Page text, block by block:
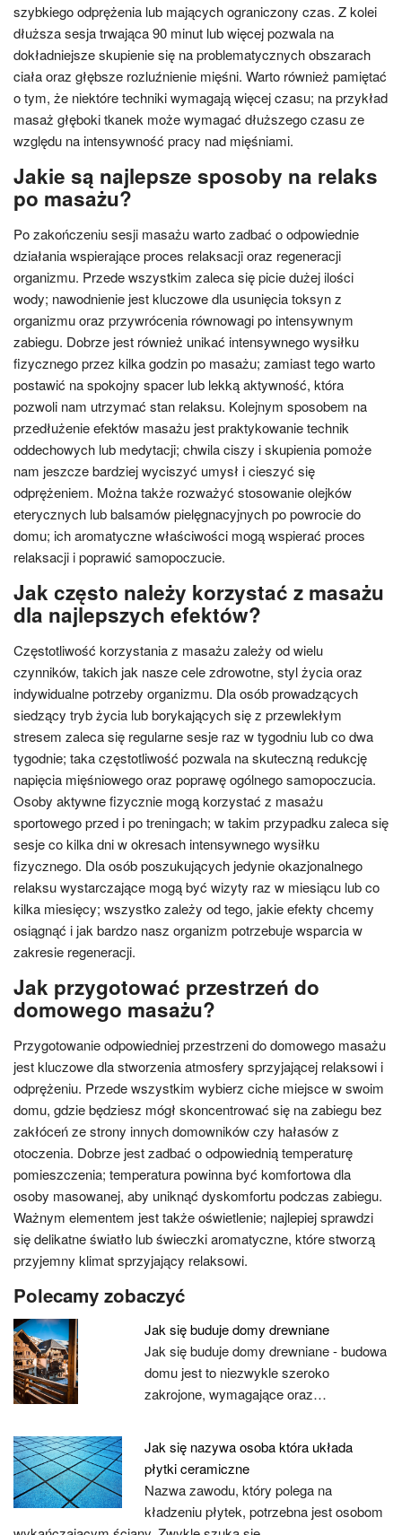
szybkiego odprężenia lub mających ograniczony czas. Z kolei
dłuższa sesja trwająca 90 minut lub więcej pozwala na
dokładniejsze skupienie się na problematycznych obszarach
ciała oraz głębsze rozluźnienie mięśni. Warto również pamiętać
o tym, że niektóre techniki wymagają więcej czasu; na przykład
masaż głęboki tkanek może wymagać dłuższego czasu ze
względu na intensywność pracy nad mięśniami.
Jakie są najlepsze sposoby na relaks
po masażu?
Po zakończeniu sesji masażu warto zadbać o odpowiednie
działania wspierające proces relaksacji oraz regeneracji
organizmu. Przede wszystkim zaleca się picie dużej ilości
wody; nawodnienie jest kluczowe dla usunięcia toksyn z
organizmu oraz przywrócenia równowagi po intensywnym
zabiegu. Dobrze jest również unikać intensywnego wysiłku
fizycznego przez kilka godzin po masażu; zamiast tego warto
postawić na spokojny spacer lub lekką aktywność, która
pozwoli nam utrzymać stan relaksu. Kolejnym sposobem na
przedłużenie efektów masażu jest praktykowanie technik
oddechowych lub medytacji; chwila ciszy i skupienia pomoże
nam jeszcze bardziej wyciszyć umysł i cieszyć się
odprężeniem. Można także rozważyć stosowanie olejków
eterycznych lub balsamów pielęgnacyjnych po powrocie do
domu; ich aromatyczne właściwości mogą wspierać proces
relaksacji i poprawić samopoczucie.
Jak często należy korzystać z masażu
dla najlepszych efektów?
Częstotliwość korzystania z masażu zależy od wielu
czynników, takich jak nasze cele zdrowotne, styl życia oraz
indywidualne potrzeby organizmu. Dla osób prowadzących
siedzący tryb życia lub borykających się z przewlekłym
stresem zaleca się regularne sesje raz w tygodniu lub co dwa
tygodnie; taka częstotliwość pozwala na skuteczną redukcję
napięcia mięśniowego oraz poprawę ogólnego samopoczucia.
Osoby aktywne fizycznie mogą korzystać z masażu
sportowego przed i po treningach; w takim przypadku zaleca się
sesje co kilka dni w okresach intensywnego wysiłku
fizycznego. Dla osób poszukujących jedynie okazjonalnego
relaksu wystarczające mogą być wizyty raz w miesiącu lub co
kilka miesięcy; wszystko zależy od tego, jakie efekty chcemy
osiągnąć i jak bardzo nasz organizm potrzebuje wsparcia w
zakresie regeneracji.
Jak przygotować przestrzeń do
domowego masażu?
Przygotowanie odpowiedniej przestrzeni do domowego masażu
jest kluczowe dla stworzenia atmosfery sprzyjającej relaksowi i
odprężeniu. Przede wszystkim wybierz ciche miejsce w swoim
domu, gdzie będziesz mógł skoncentrować się na zabiegu bez
zakłóceń ze strony innych domowników czy hałasów z
otoczenia. Dobrze jest zadbać o odpowiednią temperaturę
pomieszczenia; temperatura powinna być komfortowa dla
osoby masowanej, aby uniknąć dyskomfortu podczas zabiegu.
Ważnym elementem jest także oświetlenie; najlepiej sprawdzi
się delikatne światło lub świeczki aromatyczne, które stworzą
przyjemny klimat sprzyjający relaksowi.
Polecamy zobaczyć
Jak się buduje domy drewniane
Jak się buduje domy drewniane - budowa
domu jest to niezwykle szeroko
zakrojone, wymagające oraz…
Jak się nazywa osoba która układa
płytki ceramiczne
Nazwa zawodu, który polega na
kładzeniu płytek, potrzebna jest osobom